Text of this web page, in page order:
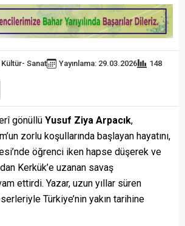
Kültür- Sanat Yayınlama: 29.03.2026 148
gönüllü Yusuf Ziya Arpacık,
zorlu koşullarında başlayan hayatını,
öğrenci iken hapse düşerek ve
Kerkük’e uzanan savaş
ettirdi. Yazar, uzun yıllar süren
Türkiye’nin yakın tarihine